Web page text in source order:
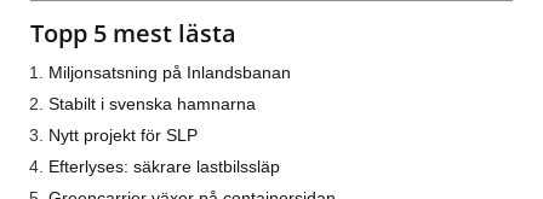
Topp 5 mest lästa
Miljonsatsning på Inlandsbanan
Stabilt i svenska hamnarna
Nytt projekt för SLP
Efterlyses: säkrare lastbilssläp